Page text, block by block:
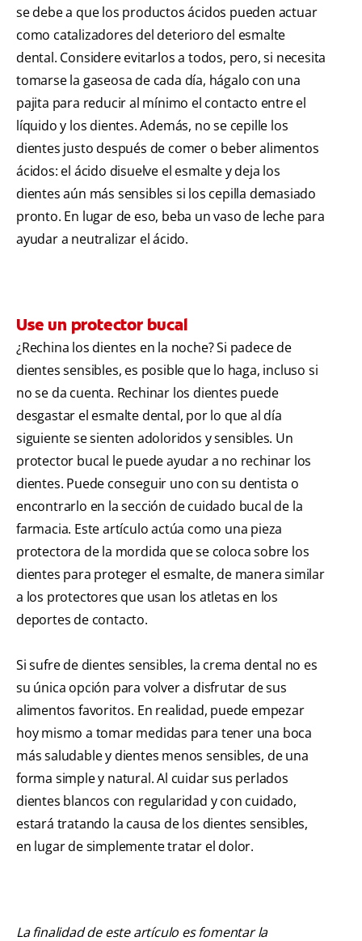
se debe a que los productos ácidos pueden actuar
como catalizadores del deterioro del esmalte
dental. Considere evitarlos a todos, pero, si necesita
tomarse la gaseosa de cada día, hágalo con una
pajita para reducir al mínimo el contacto entre el
líquido y los dientes. Además, no se cepille los
dientes justo después de comer o beber alimentos
ácidos: el ácido disuelve el esmalte y deja los
dientes aún más sensibles si los cepilla demasiado
pronto. En lugar de eso, beba un vaso de leche para
ayudar a neutralizar el ácido.
Use un protector bucal
¿Rechina los dientes en la noche? Si padece de
dientes sensibles, es posible que lo haga, incluso si
no se da cuenta. Rechinar los dientes puede
desgastar el esmalte dental, por lo que al día
siguiente se sienten adoloridos y sensibles. Un
protector bucal le puede ayudar a no rechinar los
dientes. Puede conseguir uno con su dentista o
encontrarlo en la sección de cuidado bucal de la
farmacia. Este artículo actúa como una pieza
protectora de la mordida que se coloca sobre los
dientes para proteger el esmalte, de manera similar
a los protectores que usan los atletas en los
deportes de contacto.
Si sufre de dientes sensibles, la crema dental no es
su única opción para volver a disfrutar de sus
alimentos favoritos. En realidad, puede empezar
hoy mismo a tomar medidas para tener una boca
más saludable y dientes menos sensibles, de una
forma simple y natural. Al cuidar sus perlados
dientes blancos con regularidad y con cuidado,
estará tratando la causa de los dientes sensibles,
en lugar de simplemente tratar el dolor.
La finalidad de este artículo es fomentar la